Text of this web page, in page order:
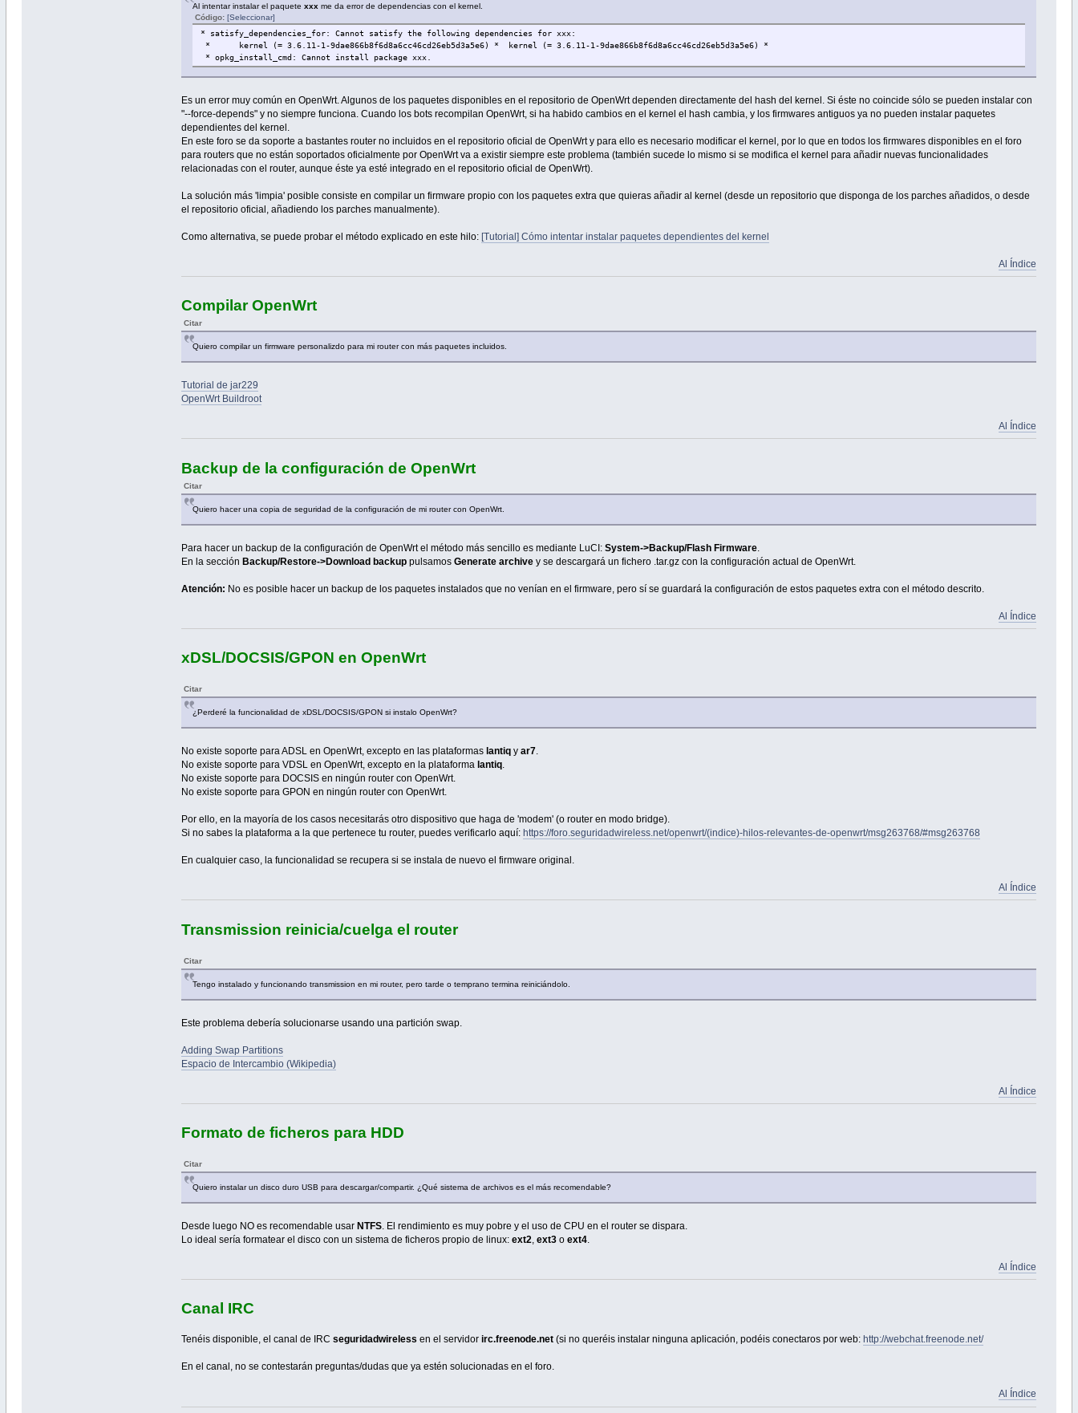
Al intentar instalar el paquetexxx me da error de dependencias con el kernel.
Código:[Seleccionar]
* satisfy_dependencies_for: Cannot satisfy the following dependencies for xxx:
*
kernel (= 3.6.11-1-9dae866b8f6d8a6cc46cd26eb5d3a5e6) *
kernel (= 3.6.11-1-9dae866b8f6d8a6cc46cd26eb5d3a5e6) *
* opkg_install_cmd: Cannot install package xxx.
Es un error muy común en OpenWrt. Algunos de los paquetes disponibles en el repositorio de OpenWrt dependen directamente del hash del kernel. Si éste no coincide sólo se pueden instalar con
"--force-depends" y no siempre funciona. Cuando los bots recompilan OpenWrt, si ha habido cambios en el kernel el hash cambia, y los firmwares antiguos ya no pueden instalar paquetes
dependientes del kernel.
En este foro se da soporte a bastantes router no incluidos en el repositorio oficial de OpenWrt y para ello es necesario modificar el kernel, por lo que en todos los firmwares disponibles en el foro
para routers que no están soportados oficialmente por OpenWrt va a existir siempre este problema (también sucede lo mismo si se modifica el kernel para añadir nuevas funcionalidades
relacionadas con el router, aunque éste ya esté integrado en el repositorio oficial de OpenWrt).
La solución más 'limpia' posible consiste en compilar un firmware propio con los paquetes extra que quieras añadir al kernel (desde un repositorio que disponga de los parches añadidos, o desde
el repositorio oficial, añadiendo los parches manualmente).
Como alternativa, se puede probar el método explicado en este hilo:[Tutorial] Cómo intentar instalar paquetes dependientes del kernel
Al Índice
Compilar OpenWrt
Citar
Quiero compilar un firmware personalizdo para mi router con más paquetes incluidos.
Tutorial de jar229
OpenWrt Buildroot
Al Índice
Backup de la configuración de OpenWrt
Citar
Quiero hacer una copia de seguridad de la configuración de mi router con OpenWrt.
Para hacer un backup de la configuración de OpenWrt el método más sencillo es mediante LuCI:System->Backup/Flash Firmware
En la secciónBackup/Restore->Download backup pulsamosGenerate archive y se descargará un fichero .tar.gz con la configuración actual de OpenWrt.
Atención: No es posible hacer un backup de los paquetes instalados que no venían en el firmware, pero sí se guardará la configuración de estos paquetes extra con el método descrito.
Al Índice
xDSL/DOCSIS/GPON en OpenWrt
Citar
¿Perderé la funcionalidad de xDSL/DOCSIS/GPON si instalo OpenWrt?
No existe soporte para ADSL en OpenWrt, excepto en las plataformas lantiq yar7.
No existe soporte para VDSL en OpenWrt, excepto en la plataforma lantiq.
No existe soporte para DOCSIS en ningún router con OpenWrt.
No existe soporte para GPON en ningún router con OpenWrt.
Por ello, en la mayoría de los casos necesitarás otro dispositivo que haga de 'modem' (o router en modo bridge).
Si no sabes la plataforma a la que pertenece tu router, puedes verificarlo aquí: https://foro.seguridadwireless.net/openwrt/(indice)-hilos-relevantes-de-openwrt/msg263768/#msg263768
En cualquier caso, la funcionalidad se recupera si se instala de nuevo el firmware original.
Al Índice
Transmission reinicia/cuelga el router
Citar
Tengo instalado y funcionando transmission en mi router, pero tarde o temprano termina reiniciándolo.
Este problema debería solucionarse usando una partición swap.
Adding Swap Partitions
Espacio de Intercambio (Wikipedia)
Al Índice
Formato de ficheros para HDD
Citar
Quiero instalar un disco duro USB para descargar/compartir. ¿Qué sistema de archivos es el más recomendable?
Desde luego NO es recomendable usar NTFS. El rendimiento es muy pobre y el uso de CPU en el router se dispara.
Lo ideal sería formatear el disco con un sistema de ficheros propio de linux:ext2,ext3 oext4.
Al Índice
Canal IRC
Tenéis disponible, el canal de IRCseguridadwireless en el servidorirc.freenode.net (si no queréis instalar ninguna aplicación, podéis conectaros por web: http://webchat.freenode.net/
En el canal, no se contestarán preguntas/dudas que ya estén solucionadas en el foro.
Al Índice